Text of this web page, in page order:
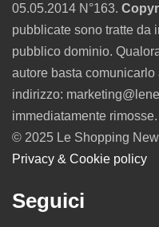
05.05.2014 N°163.
pubblicate sono tratte da
pubblico dominio.
autore basta comunicarlo
indirizzo:
immediatamente rimosse.
© 2025 Le Shopping
Privacy & Cookie policy
Seguici